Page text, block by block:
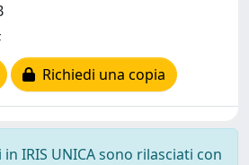
Richiedi una copia
IRIS UNICA sono rilasciati con